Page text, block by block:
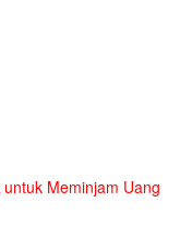
Meminjam Uang